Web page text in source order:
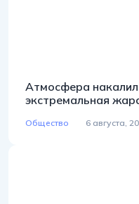
Атмосфера
экстремальная
Общество 6 августа,